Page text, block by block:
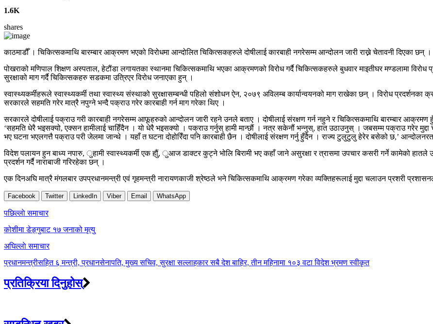
1.6K
shares
काठमाडौँ । चिकित्सकमाथि बारम्बार आक्रमण भएको विरोधमा आन्दोलित चिकित्सकहरुले दोषीलाई कारबाही नगरेसम्म आन्दोलन जारी राख्ने चेतावनी दिएका छन् ।
पोखराको मणिपाल शिक्षण अस्पताल, हेटौंडा लगायतका स्थानमा चिकित्सकमाथि भएका आक्रमणको विरोध गर्दै चिकित्सकहरुले बुधवार माइतीघर मण्डलामा
सुरक्षाको माग गर्दै चिकित्सकहरु सडकमा उत्रिएर विरोध जनाएका हुन् ।
स्वास्थ्यकर्मीहरूले स्वास्थ्यकर्मी तथा स्वास्थ्य संस्थाको सुरक्षासम्बन्धी पहिलो संशोधन ऐन, २०७९ अविलम्ब कार्यान्वयनको माग राखेका छन् । विरोध
सरकारले सहमति गरेर मात्रै नपुग्ने भन्दै पक्राउ गरेर कारबाही गर्न माग गरेका थिए ।
सरकारले दोषीलाई पक्राउ गरी कारबाही नगरेसम्म आफूहरुको आन्दोलन जारी रहने उनले बताए । दोषीलाई संरक्षण गर्न नहुने र चिकित्सकमाथि बारम्बार
‘सहमति धेरै भइसक्यो, एक्सन हामीलाई चाहिँदैन । यो धेरै भइसक्यो । पक्राउ गर्नुस् हामी मान्छौं । नत्र सकेनौं भन्नुस्, हात उठाउनुस् । जबसम्म पक्राउ गरेर मुद्दा
भए घटना भएलगत्तै पक्राउ परी जेलमा जान्थे । यहाँ त घटना दोहोरिँदा पनि कारबाही छैन । दोषीलाई संरक्षण गर्नु हुँदैन । राज्य टुलुटुलु हेरेर बसेको छ,’
विदेश पलायन हुन बाध्य नपारु, ुहामी स्वास्थ्यकर्मी एक हौुं, ुआज डाक्टर कुट्ने भोलि बिरामी भए कहाँ जाने असुरक्षा र त्रासमा उपचार कसरी गर्ने कामेको
प्रदर्शन गर्दै नाराबाजी गरिरहेका छन् ।
एक दिनअघि मात्रै मंगलबार उपप्रधानमन्त्री एवं गृहमन्त्री नारायणकाजी श्रेष्ठले भने चिकित्सकमाथि आक्रमण गरेका व्यक्तिहरूलाई मुद्दा चलाउन प्रशरी
Facebook Twitter LinkedIn Viber Email WhatsApp
Post
navigation
पछिल्लाे समाचार
कोशीमा डेङ्गुबाट १७ जनाको मृत्यु
अघिल्लाे समाचार
प्रधानमन्त्रीसहित ६ मन्त्री, प्रधानसेनापति, मुख्य सचिव, सुरक्षा सल्लाहकार सबै देश बाहिर, तीन महिनामा १०३ वटा विदेश भ्रमण स्वीकृत
प्रतिक्रिया दिनुहोस्